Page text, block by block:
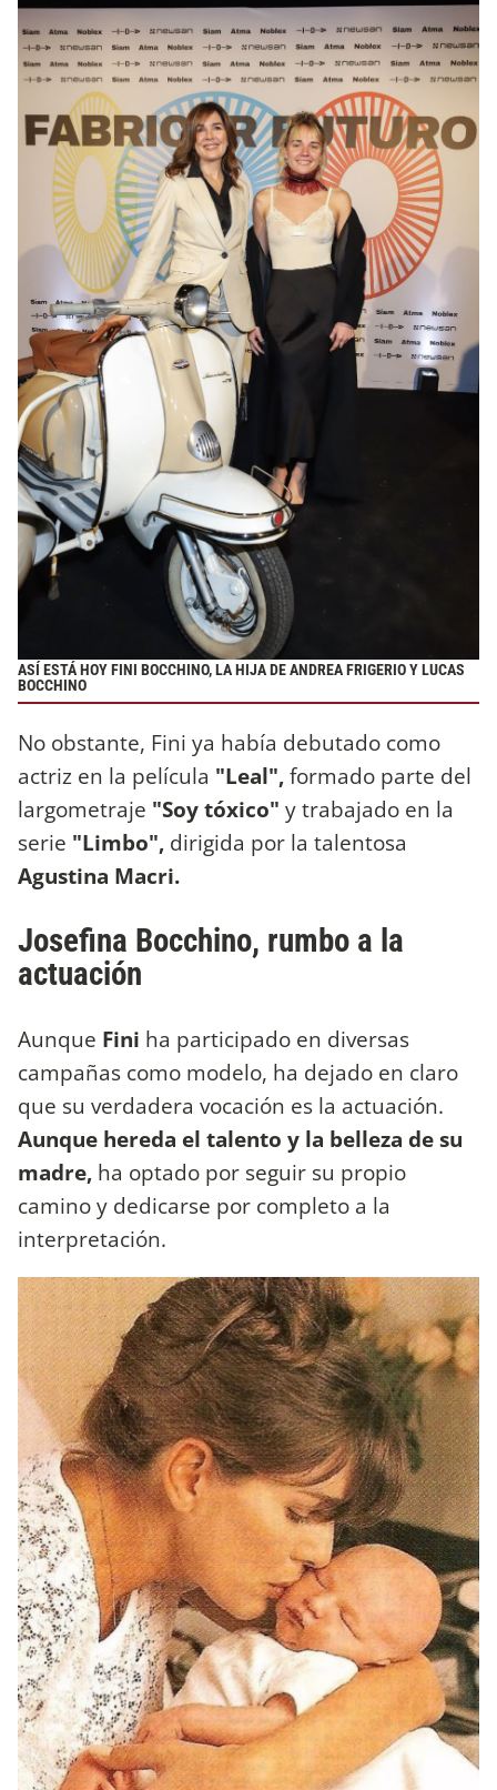
ASÍ ESTÁ HOY FINI BOCCHINO, LA HIJA DE ANDREA FRIGERIO Y LUCAS
BOCCHINO
No obstante, Fini ya había debutado como
actriz en la película "Leal",formado parte del
largometraje "Soy tóxico" y trabajado en la
serie "Limbo", dirigida por la talentosa
Agustina Macri.
Josefina Bocchino, rumbo a la
actuación
Aunque Fini ha participado en diversas
campañas como modelo, ha dejado en claro
que su verdadera vocación es la actuación.
Aunque hereda el talento y la belleza de su
madre, ha optado por seguir su propio
camino y dedicarse por completo a la
interpretación.